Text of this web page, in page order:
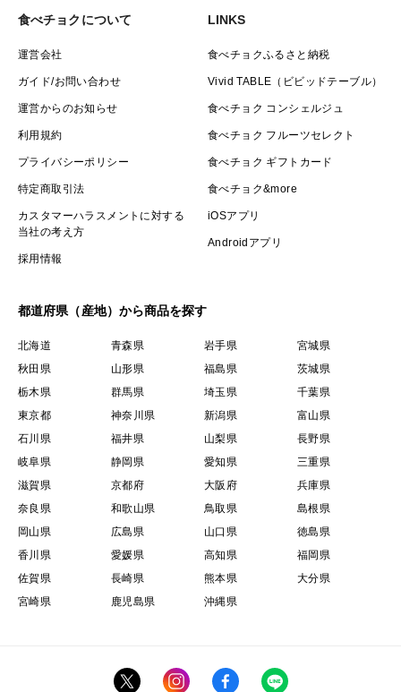
食べチョクについて
運営会社
ガイド/お問い合わせ
運営からのお知らせ
利用規約
プライバシーポリシー
特定商取引法
カスタマーハラスメントに対する
当社の考え方
採用情報
LINKS
食べチョクふるさと納税
Vivid TABLE（ビビッドテーブル）
食べチョク コンシェルジュ
食べチョク フルーツセレクト
食べチョク ギフトカード
食べチョク&more
iOSアプリ
Androidアプリ
都道府県（産地）から商品を探す
北海道 青森県 岩手県
宮城県
秋田県
山形県 福島県
茨城県
栃木県
群馬県 埼玉県
千葉県
東京都
神奈川県 新潟県
富山県
石川県
福井県 山梨県
長野県
岐阜県
静岡県 愛知県
三重県
滋賀県
京都府 大阪府
兵庫県
奈良県
和歌山県 鳥取県
島根県
岡山県
広島県 山口県
徳島県
香川県
愛媛県 高知県
福岡県
佐賀県
長崎県 熊本県
大分県
宮崎県
鹿児島県 沖縄県